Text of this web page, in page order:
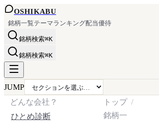
OSHIKABU
銘柄一覧テーマランキング配当優待
銘柄検索⌘K
銘柄検索⌘K
JUMP
どんな会社？
ひとめ診断
トップ
銘柄一